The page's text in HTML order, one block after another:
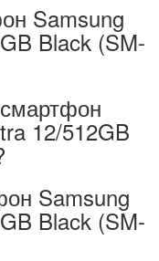
Samsung
Black (SM-
12/512GB
Samsung
Black (SM-